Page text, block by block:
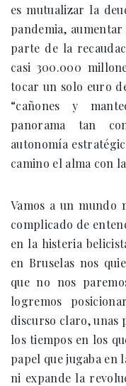
es mutualizar la
pandemia,
parte de la
casi 300.000
tocar un solo euro
“cañones y
panorama tan
autonomía
camino el alma con
Vamos a un mundo
complicado de
en la histeria
en Bruselas nos
que no nos
logremos
discurso claro, unas
los tiempos en los
papel que jugaba en
ni expande la